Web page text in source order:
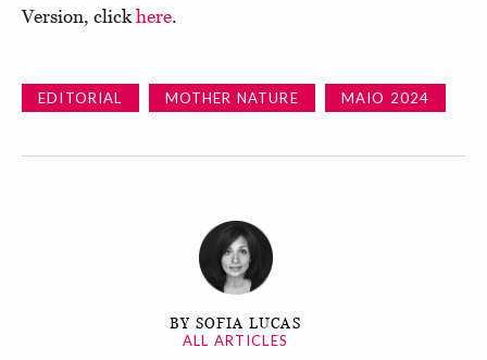
Version, clickhere.
EDITORIAL MOTHER NATURE MAIO 2024
BY SOFIA LUCAS
ALL ARTICLES